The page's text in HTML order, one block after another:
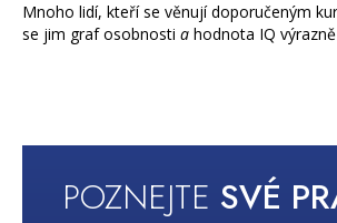
Mnoho lidí, kteří se věnují doporučeným
se jim graf osobnosti a hodnota IQ
POZNEJTE SVÉ